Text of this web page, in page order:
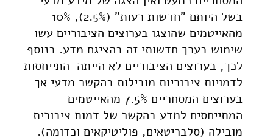
בשל היותם "חדשות רעות" (2.5%), 10%
מהאייטמים שהוצגו בערוצים הציבוריים עשו
שימוש בערך חדשותי זה בהציגם מדע. בנוסף
לכך, בערוצים הציבוריים לא הייתה התייחסות
לדמויות ציבוריות מובילות בהקשר מדעי אך
בערוצים המסחריים 7.5% מהאייטמים
המתייחסים למדע בהקשר של דמות ציבורית
מובילה (סלבריטאים, פוליטיקאים וכדומה).